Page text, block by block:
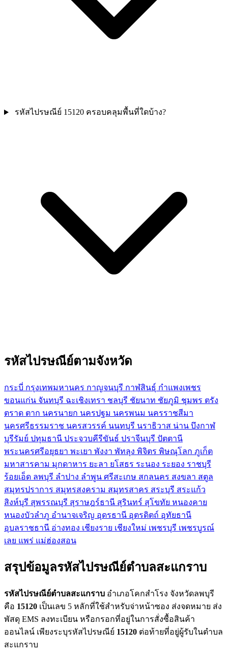
รหัสไปรษณีย์ 15120 ครอบคลุมพื้นที่ใดบ้าง?
รหัสไปรษณีย์ตามจังหวัด
กระบี่ กรุงเทพมหานคร กาญจนบุรี กาฬสินธุ์ กำแพงเพชร
ขอนแก่น จันทบุรี ฉะเชิงเทรา ชลบุรี ชัยนาท ชัยภูมิ ชุมพร ตรัง
ตราด ตาก นครนายก นครปฐม นครพนม นครราชสีมา
นครศรีธรรมราช นครสวรรค์ นนทบุรี นราธิวาส น่าน บึงกาฬ
บุรีรัมย์ ปทุมธานี ประจวบคีรีขันธ์ ปราจีนบุรี ปัตตานี
พระนครศรีอยุธยา พะเยา พังงา พัทลุง พิจิตร พิษณุโลก ภูเก็ต
มหาสารคาม มุกดาหาร ยะลา ยโสธร ระนอง ระยอง ราชบุรี
ร้อยเอ็ด ลพบุรี ลำปาง ลำพูน ศรีสะเกษ สกลนคร สงขลา สตูล
สมุทรปราการ สมุทรสงคราม สมุทรสาคร สระบุรี สระแก้ว
สิงห์บุรี สุพรรณบุรี สุราษฎร์ธานี สุรินทร์ สุโขทัย หนองคาย
หนองบัวลำภู อำนาจเจริญ อุดรธานี อุตรดิตถ์ อุทัยธานี
อุบลราชธานี อ่างทอง เชียงราย เชียงใหม่ เพชรบุรี เพชรบูรณ์
เลย แพร่ แม่ฮ่องสอน
สรุปข้อมูลรหัสไปรษณีย์ตำบลสะแกราบ
รหัสไปรษณีย์ตำบลสะแกราบ อำเภอโคกสำโรง จังหวัดลพบุรี
คือ 15120 เป็นเลข 5 หลักที่ใช้สำหรับจ่าหน้าซอง ส่งจดหมาย ส่ง
พัสดุ EMS ลงทะเบียน หรือกรอกที่อยู่ในการสั่งซื้อสินค้า
ออนไลน์ เพียงระบุรหัสไปรษณีย์ 15120 ต่อท้ายที่อยู่ผู้รับในตำบล
สะแกราบ